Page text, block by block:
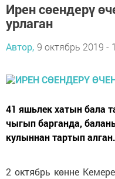
Ирен сөендерү
урлаган
Автор, 9 октябрь 2019 -
41 яшьлек хатын бала
чыгып барганда,
кулыннан тартып алган.
2 октябрь көнне